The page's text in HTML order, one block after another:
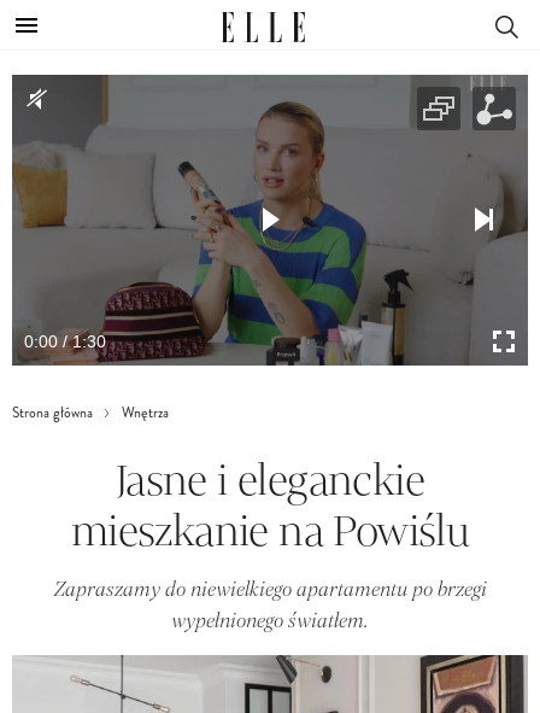
0:00 / 1:30
Strona główna Wnętrza
Jasne i eleganckie
mieszkanie na Powiślu
Zapraszamy do niewielkiego apartamentu po brzegi
wypełnionego światłem.